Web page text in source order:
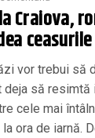
Craiova,
vor trebui să
deja să resimtă
cele mai
ora de iarnă.